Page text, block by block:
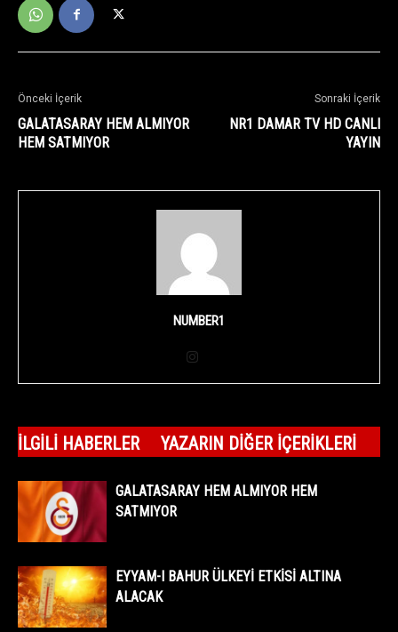
Önceki İçerik
GALATASARAY HEM ALMIYOR
HEM SATMIYOR
Sonraki İçerik
NR1 DAMAR TV HD CANLI
YAYIN
NUMBER1
İLGILI HABERLER YAZARIN DIĞER İÇERIKLERI
GALATASARAY HEM ALMIYOR HEM
SATMIYOR
EYYAM-I BAHUR ÜLKEYİ ETKİSİ ALTINA
ALACAK